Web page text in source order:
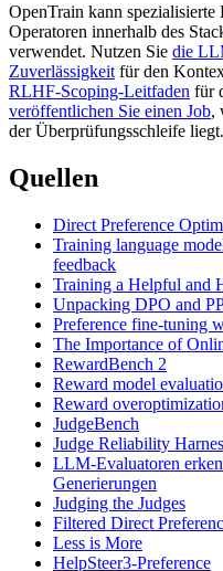
OpenTrain kann spezialisierte
Operatoren innerhalb des
verwendet. Nutzen Sie die
Zuverlässigkeit für den
RLHF-Scoping-Leitfaden für
veröffentlichen Sie einen Job,
der Überprüfungsschleife liegt.
Quellen
Direct Preference
Training language
feedback
Training a Helpful and
Unpacking DPO and
Preference fine-tuning
The Importance of
RewardBench 2
Reward model
Reward
JudgeBench
Judge Reliability
LLM-Evaluatoren
Generierungen
Judging the Judges
Filtered Direct
Less is More
HelpSteer3-Preference